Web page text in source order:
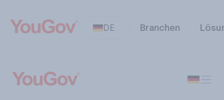
DE Branchen